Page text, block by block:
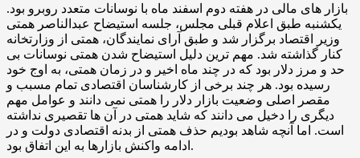
بازار های مالی در هفته دوم اسفند ماه با نوسانات متعدد روبرو بود.
یکشنبه طبق اعلام قبلی مجلس، جلسه استیضاح عبدالناصر همتی
وزیر اقتصاد برگزار شد و طبق آرای نمایندگان، همتی از وزارتخانه
کنار گذاشته شد. مهم ترین دلیل استیضاح شدن همتی نوسانات بی
حد و مرز دلار بود که در چند ماه اخیر و در زمان همتی، به اوج خود
رسیده بود. هر چند برخی از کارشناسان اقتصادی تمام مسبب و
مقصر اصلی وضعیت بازار دلار را همتی نمی دانند و عوامل مهم
دیگری را دخیل می دانند که شاید همتی در آن ها تقصیری نداشته
است. اما آنچه شاهد بودیم حذف همتی از بدنه اقتصادی دولت و در
ادامه واکنش بازارها به این اتفاق بود.